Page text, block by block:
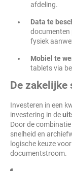
afdeling.
Data te
documenten
fysiek
Mobiel te
tablets via
De zakelijke
Investeren in een
investering in de
Door de
snelheid en
logische keuze
documentstroom.